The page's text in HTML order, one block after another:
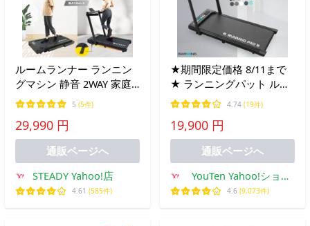
ルームランナー ランニン
グマシン 静音 2WAY 家庭
用 傾斜3° 折りたたみ コン
パクト アプリ連携 有酸素
運動 365日保証 STEADY
ST152
5 (5件)
29,990 円
通販ページへ
STEADY Yahoo!店
4.61 (585件)
★期間限定価格 8/11まで
★ ランニングパット ルー
ムランナー ハンドルあり
MAX12km/h ランニングマ
シン ランニングマシーン
4.74 (19件)
19,900 円
通販ページへ
YouTen Yahoo!ショッ
ピング店
4.6 (9,073件)